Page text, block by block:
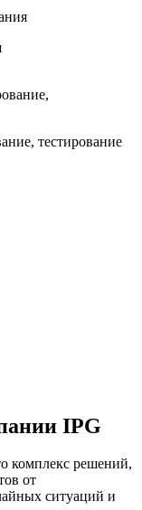
тестирование
IPG
комплекс решений,
от
ситуаций и